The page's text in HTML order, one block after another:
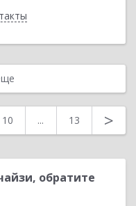
10 ... 13 >
обратите